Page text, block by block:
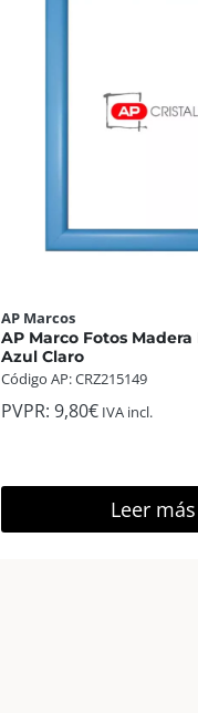
AP Marcos
AP Marco Fotos Madera
Azul Claro
Código AP: CRZ215149
PVPR: 9,80€ IVA incl.
Leer más